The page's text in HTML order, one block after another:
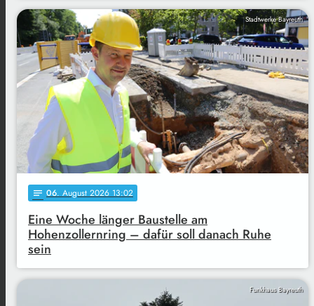
Stadtwerke Bayreuth
notes 06. August 2026 13:02
Eine Woche länger Baustelle am
Hohenzollernring – dafür soll danach Ruhe
sein
Funkhaus Bayreuth